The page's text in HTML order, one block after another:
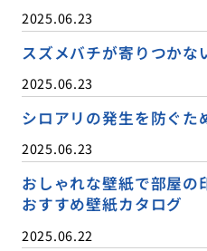
2025.06.23
スズメバチが寄りつかな
2025.06.23
シロアリの発生を防ぐた
2025.06.23
おしゃれな壁紙で部屋の
おすすめ壁紙カタログ
2025.06.22